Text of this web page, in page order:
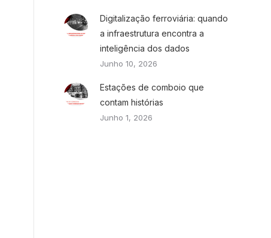
Digitalização ferroviária: quando
a infraestrutura encontra a
inteligência dos dados
Junho 10, 2026
Estações de comboio que
contam histórias
Junho 1, 2026